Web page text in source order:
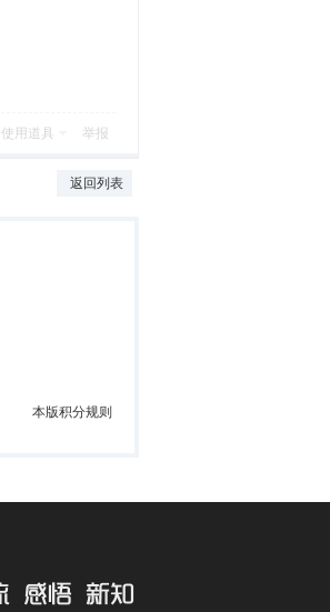
使用道具 举报
返回列表
本版积分规则